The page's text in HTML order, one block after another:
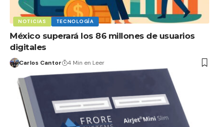
NOTICIAS TECNOLOGÍA
México superará los 86 millones de usuarios
digitales
Carlos Cantor 4 Min en Leer